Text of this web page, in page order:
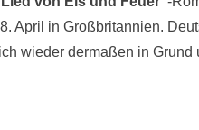
April in Großbritannien.
wieder dermaßen in